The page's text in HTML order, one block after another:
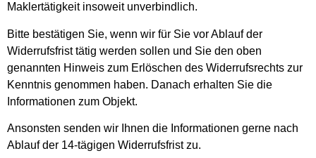
Maklertätigkeit insoweit unverbindlich.
Bitte bestätigen Sie, wenn wir für Sie vor Ablauf der
Widerrufsfrist tätig werden sollen und Sie den oben
genannten Hinweis zum Erlöschen des Widerrufsrechts zur
Kenntnis genommen haben. Danach erhalten Sie die
Informationen zum Objekt.
Ansonsten senden wir Ihnen die Informationen gerne nach
Ablauf der 14-tägigen Widerrufsfrist zu.